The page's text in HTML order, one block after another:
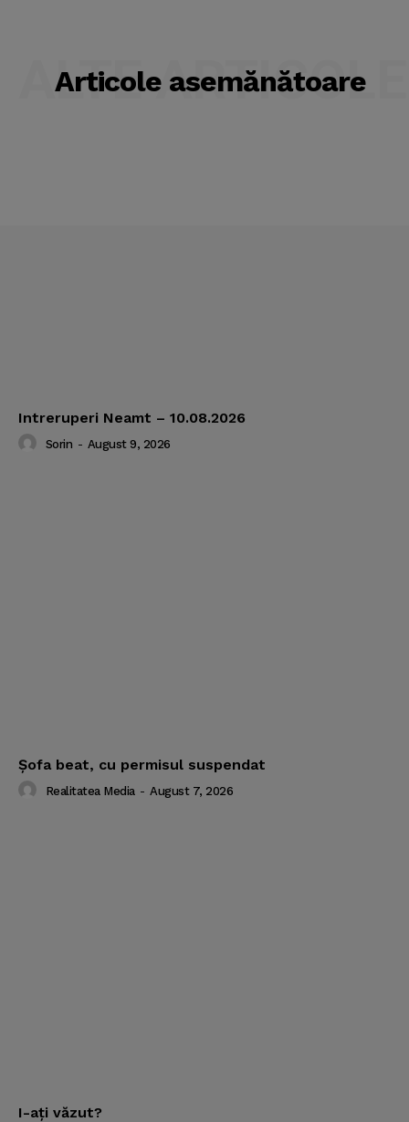
Articole asemănătoare
ALTE ARTICOLE
Intreruperi Neamt – 10.08.2026
Sorin - August 9, 2026
Şofa beat, cu permisul suspendat
Realitatea Media - August 7, 2026
I-aţi văzut?